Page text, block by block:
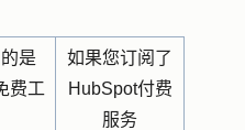
是
费工
如果您订阅了
HubSpot付费
服务